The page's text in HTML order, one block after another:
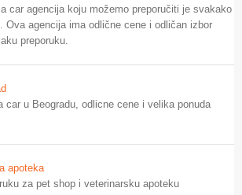
car agencija koju možemo preporučiti je svakako
Ova agencija ima odlične cene i odličan izbor
preporuku.
car u Beogradu, odlicne cene i velika ponuda
apoteka
za pet shop i veterinarsku apoteku